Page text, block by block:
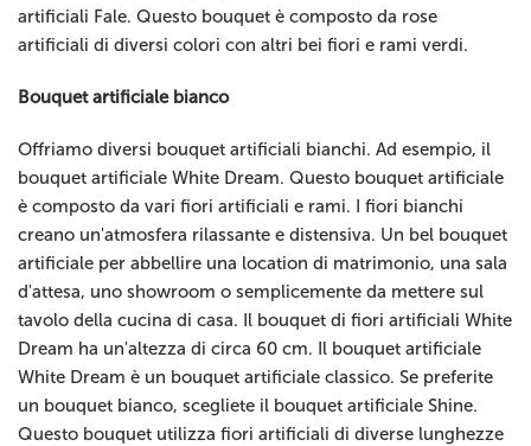
artificiali Fale. Questo bouquet è composto da rose
artificiali di diversi colori con altri bei fiori e rami verdi.
Bouquet artificiale bianco
Offriamo diversi bouquet artificiali bianchi. Ad esempio, il
bouquet artificiale White Dream. Questo bouquet artificiale
è composto da vari fiori artificiali e rami. I fiori bianchi
creano un'atmosfera rilassante e distensiva. Un bel bouquet
artificiale per abbellire una location di matrimonio, una sala
d'attesa, uno showroom o semplicemente da mettere sul
tavolo della cucina di casa. Il bouquet di fiori artificiali White
Dream ha un'altezza di circa 60 cm. Il bouquet artificiale
White Dream è un bouquet artificiale classico. Se preferite
un bouquet bianco, scegliete il bouquet artificiale Shine.
Questo bouquet utilizza fiori artificiali di diverse lunghezze